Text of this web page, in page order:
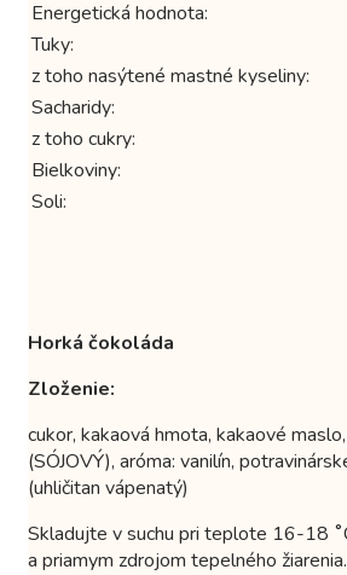
Energetická hodnota:
Tuky:
z toho nasýtené mastné kyseliny:
Sacharidy:
z toho cukry:
Bielkoviny:
Soli:
Horká čokoláda
Zloženie:
cukor, kakaová hmota, kakaové
(SÓJOVÝ), aróma: vanilín,
(uhličitan vápenatý)
Skladujte v suchu pri teplote 16-18
a priamym zdrojom tepelného žiarenia.